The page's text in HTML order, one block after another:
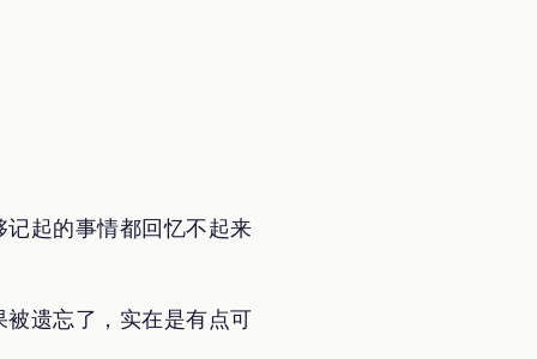
起的事情都回忆不起来
遗忘了，实在是有点可